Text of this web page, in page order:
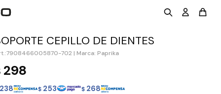
CEPILLO DE DIENTES
7908466005870-702 | Marca: Paprika
298
238 $ 253 $ 268